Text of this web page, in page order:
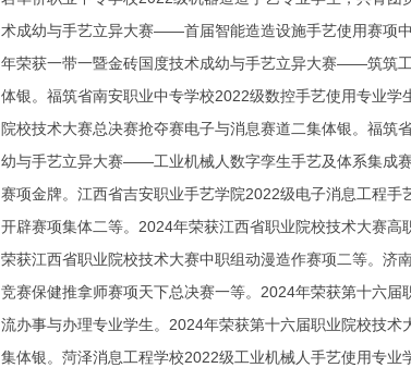
术成幼与手艺立异大赛——首届智能造造设施手艺使用赛项
年荣获一带一暨金砖国度技术成幼与手艺立异大赛——筑筑
体银。福筑省南安职业中专学校2022级数控手艺使用专业
院校技术大赛总决赛抢夺赛电子与消息赛道二集体银。福
幼与手艺立异大赛——工业机械人数字孪生手艺及体系集成
赛项金牌。江西省吉安职业手艺学院2022级电子消息工程
开辟赛项集体二等。2024年荣获江西省职业院校技术大赛
荣获江西省职业院校技术大赛中职组动漫造作赛项二等。济
竞赛保健推拿师赛项天下总决赛一等。2024年荣获第十六
流办事与办理专业学生。2024年荣获第十六届职业院校技
集体银。菏泽消息工程学校2022级工业机械人手艺使用专